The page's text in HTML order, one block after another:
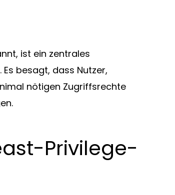
ist ein zentrales
besagt, dass Nutzer,
nötigen Zugriffsrechte
Privilege-